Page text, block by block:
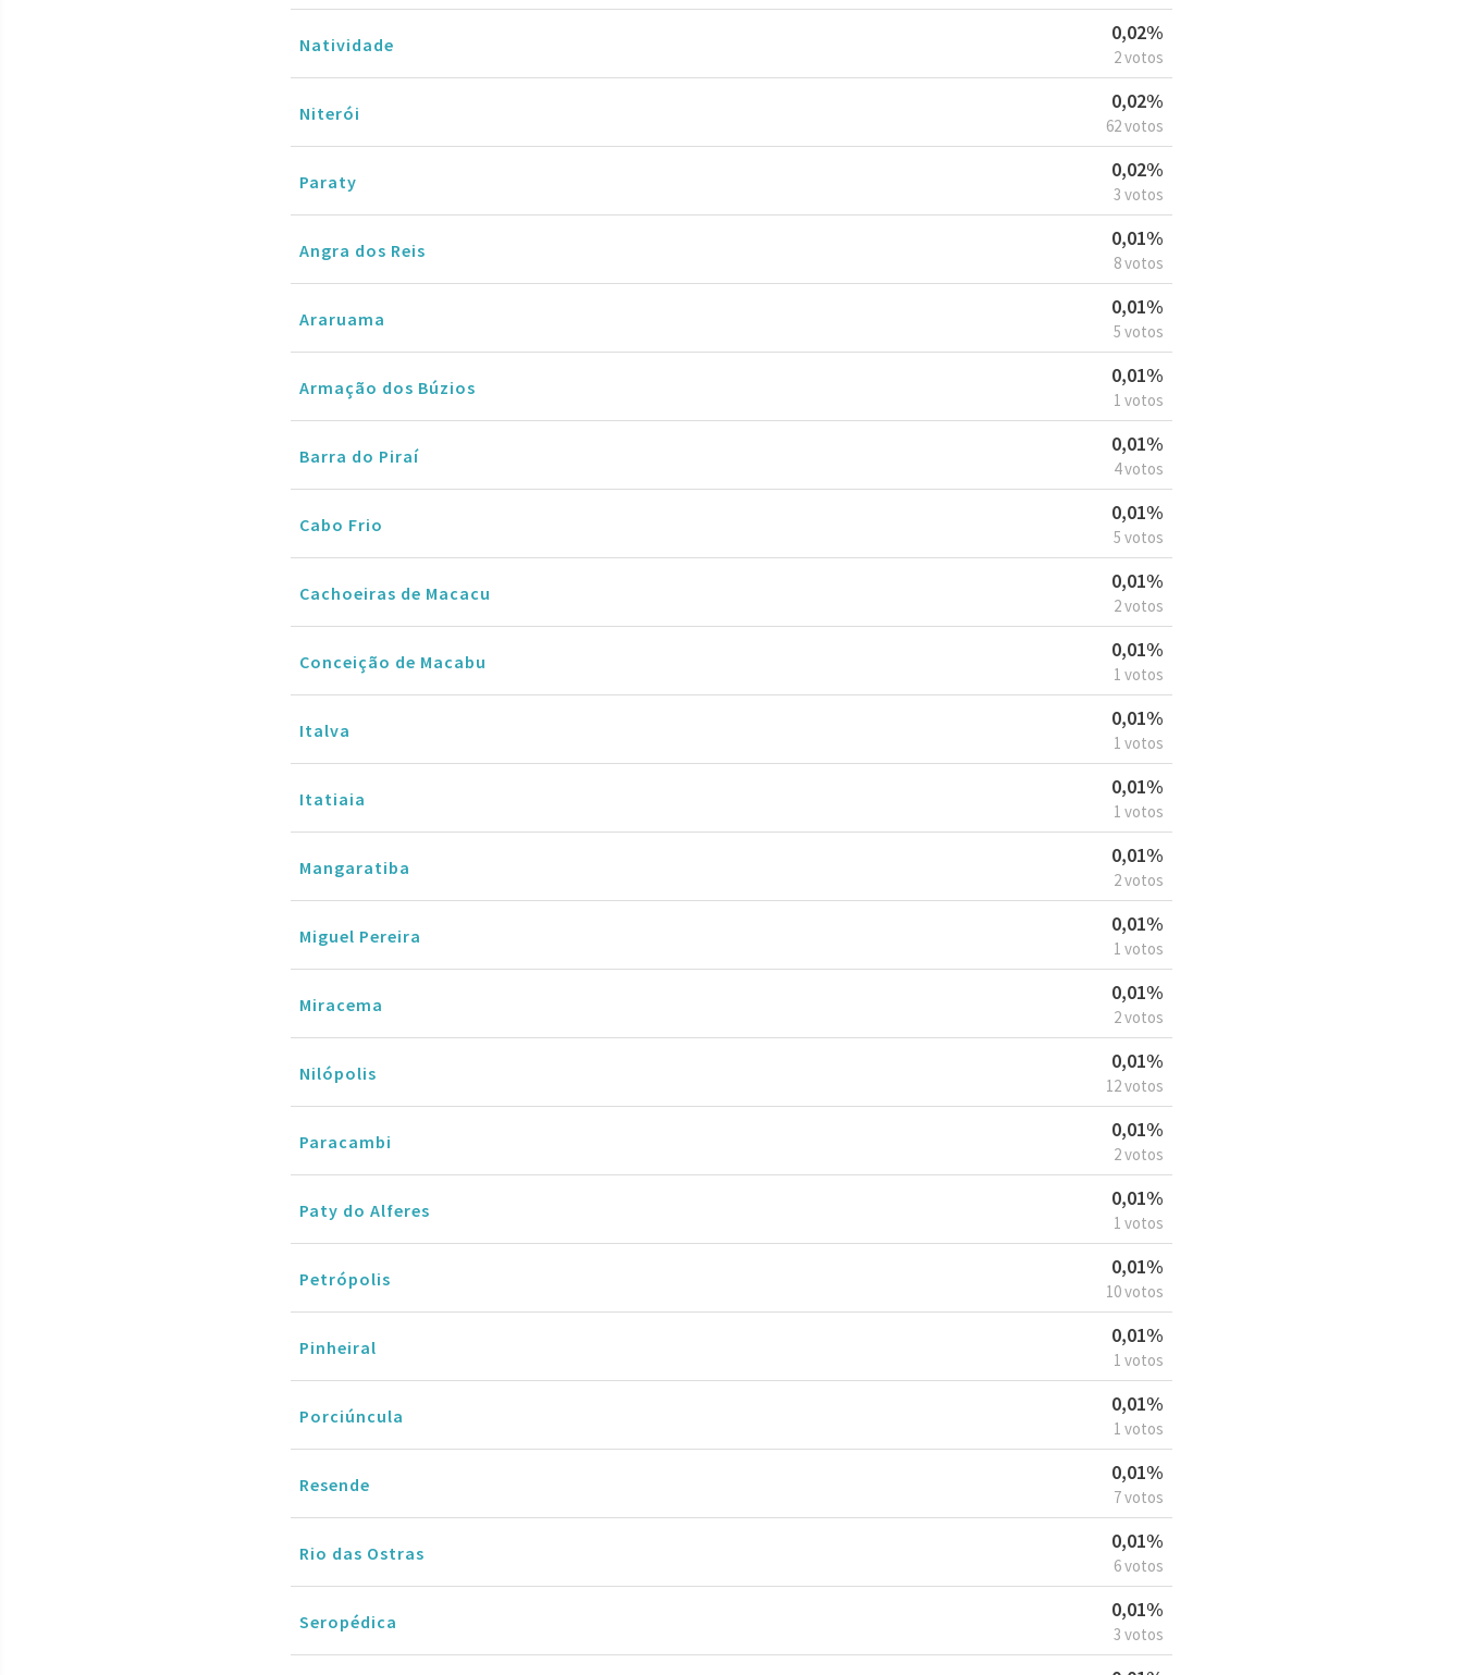
Natividade
0,02%
2 votos
Niterói
0,02%
62 votos
Paraty
0,02%
3 votos
Angra dos Reis
0,01%
8 votos
Araruama
0,01%
5 votos
Armação dos Búzios
0,01%
1 votos
Barra do Piraí
0,01%
4 votos
Cabo Frio
0,01%
5 votos
Cachoeiras de Macacu
0,01%
2 votos
Conceição de Macabu
0,01%
1 votos
Italva
0,01%
1 votos
Itatiaia
0,01%
1 votos
Mangaratiba
0,01%
2 votos
Miguel Pereira
0,01%
1 votos
Miracema
0,01%
2 votos
Nilópolis
0,01%
12 votos
Paracambi
0,01%
2 votos
Paty do Alferes
0,01%
1 votos
Petrópolis
0,01%
10 votos
Pinheiral
0,01%
1 votos
Porciúncula
0,01%
1 votos
Resende
0,01%
7 votos
Rio das Ostras
0,01%
6 votos
Seropédica
0,01%
3 votos